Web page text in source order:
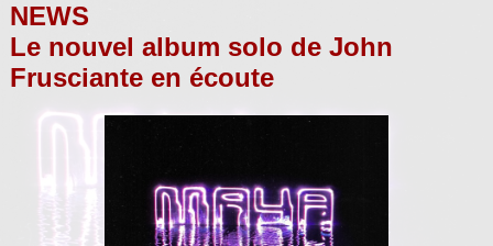
NEWS
Le nouvel album solo de John
Frusciante en écoute